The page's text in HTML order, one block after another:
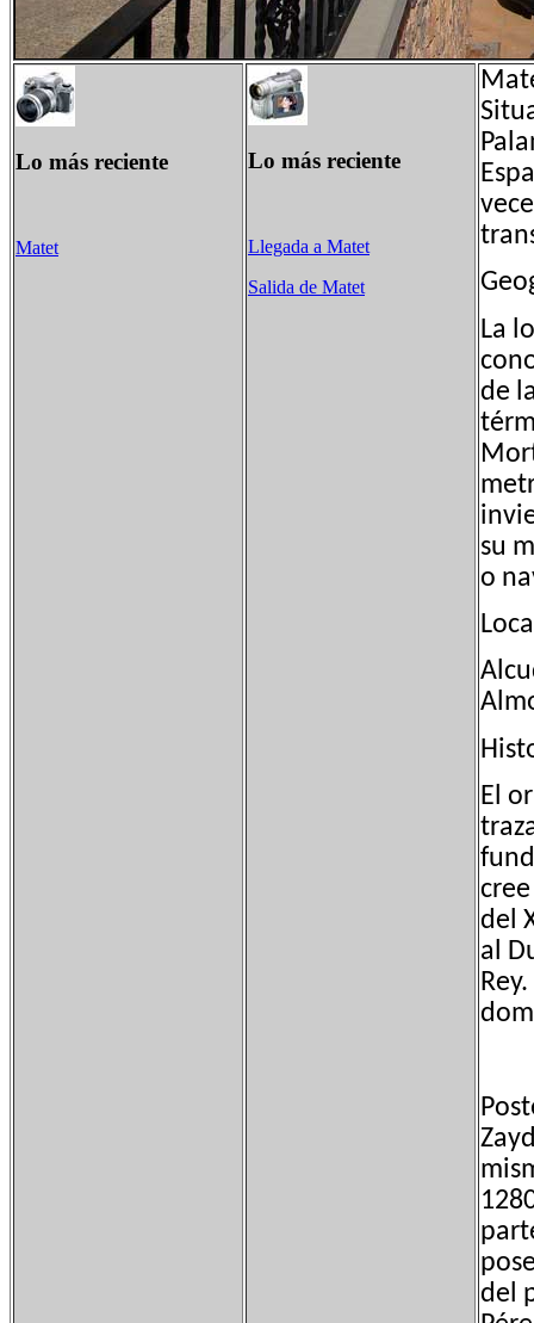
Lo más reciente
Matet
Lo más reciente
Llegada a Matet
Salida de Matet
La
de
su
o
El
del
al
del